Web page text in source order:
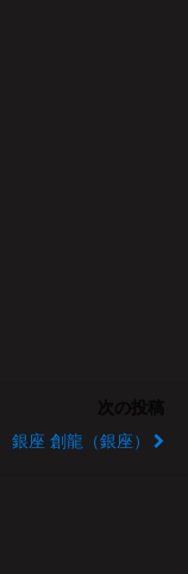
銀座 創龍（銀座）